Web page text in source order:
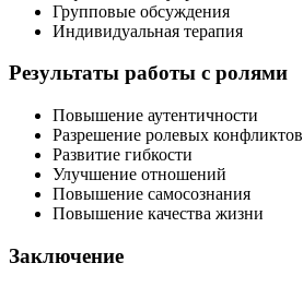
Групповые обсуждения
Индивидуальная терапия
Результаты работы с ролями
Повышение аутентичности
Разрешение ролевых конфликтов
Развитие гибкости
Улучшение отношений
Повышение самосознания
Повышение качества жизни
Заключение